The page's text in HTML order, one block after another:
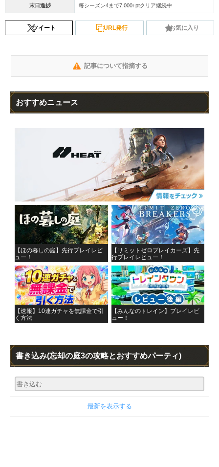
末日進捗 毎シーズン4まで7,000↑ptクリア継続中
ツイート URL発行 お気に入り
記事について指摘する
おすすめニュース
【ほの暮しの庭】先行プレイレビ
ュー！
【リミットゼロブレイカーズ】先
行プレイレビュー！
【速報】10連ガチャを無課金で引
く方法
【みんなのトレイン】プレイレビ
ュー！
書き込み(忘却の庭3の攻略とおすすめパーティ)
最新を表示する